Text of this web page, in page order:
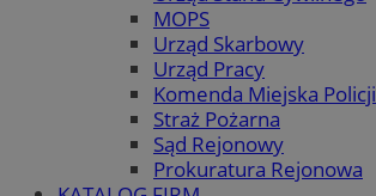
MOPS
Urząd Skarbowy
Urząd Pracy
Komenda Miejska Policji
Straż Pożarna
Sąd Rejonowy
Prokuratura Rejonowa